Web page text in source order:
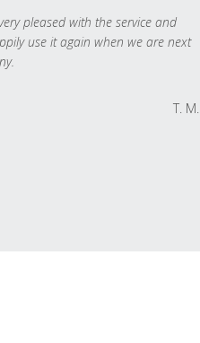
pleased with the service and
use it again when we are next
T. M.